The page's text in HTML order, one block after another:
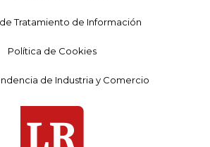
Tratamiento de Información
Política de Cookies
de Industria y Comercio